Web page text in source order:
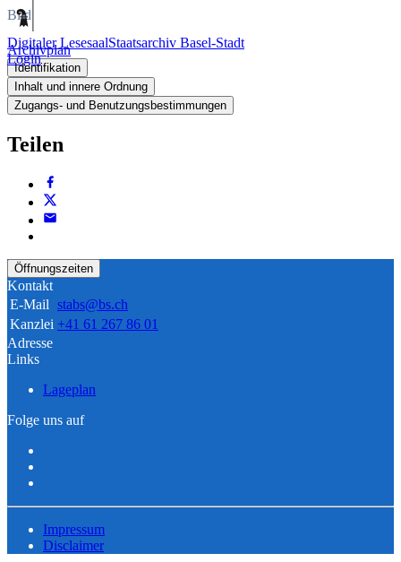
Digitaler LesesaalStaatsarchiv Basel-Stadt
Login
Bild
Archivplan
Identifikation
Inhalt und innere Ordnung
Zugangs- und Benutzungsbestimmungen
Teilen
Öffnungszeiten
Kontakt
E-Mail stabs@bs.ch
Kanzlei +41 61 267 86 01
Adresse
Links
Lageplan
Folge uns auf
Impressum
Disclaimer